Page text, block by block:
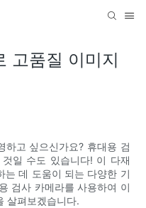
고품질 이미지
하고 싶으신가요? 휴대용 검
일 수도 있습니다! 이 다재
는 데 도움이 되는 다양한 기
검사 카메라를 사용하여 이
살펴보겠습니다.